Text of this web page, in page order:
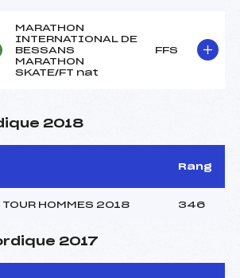
MARATHON
INTERNATIONAL DE
BESSANS
MARATHON
SKATE/FT nat
FFS
2018
Rang
TOUR HOMMES 2018 346
2017